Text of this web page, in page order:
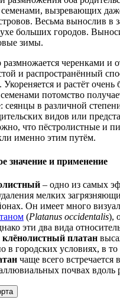
семенами, вызревающих
Весьма вынослив в
больших городов.
зимы.
черенками и
и распространённый
Укореняется и растёт
потомство
сеянцы в различной
видов или
что пёстролистные и
именно этим путём.
значение и применение
– одно из самых
мелких
Он имеет много
(Platanus occidentalis),
эти два вида
клёнолистный платан
в городских условиях, в то
чаще всего встречается
почвах вдоль